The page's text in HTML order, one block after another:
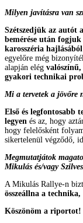
Milyen javításra van
Szétszedjük az autót
bemérése után
karosszéria
egyelőre még
alapján elég
gyakori technikai
Mi a tervetek a jövőre
Első és legfontosabb
legyen és az, hogy
hogy felelősként
sikertelenül végződő,
Megmutatjátok
Mikulás és/vagy
A Mikulás Rallye-n
összeállna a
Köszönöm a riportot!